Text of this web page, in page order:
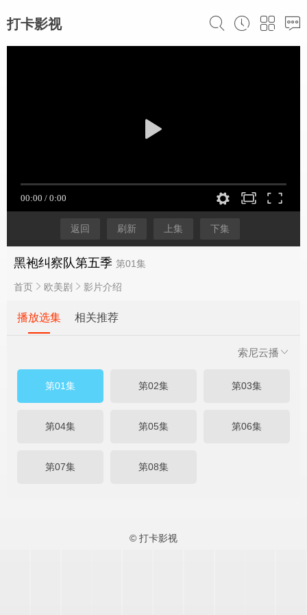
打卡影视
返回 刷新 上集 下集
黑袍纠察队第五季 第01集
首页 欧美剧 影片介绍
播放选集 相关推荐
索尼云播
第01集 第02集 第03集
第04集 第05集 第06集
第07集 第08集
© 打卡影视